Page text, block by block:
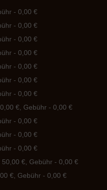
- 0,00 €
- 0,00 €
- 0,00 €
- 0,00 €
- 0,00 €
- 0,00 €
- 0,00 €
€, Gebühr - 0,00 €
- 0,00 €
- 0,00 €
- 0,00 €
50,00 €, Gebühr - 0,00 €
€, Gebühr - 0,00 €